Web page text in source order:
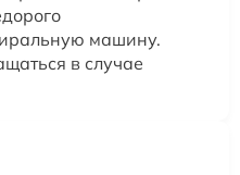
машину.
в случае